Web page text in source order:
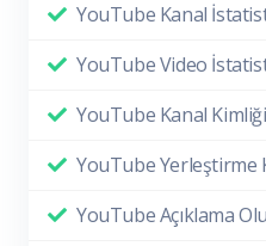
YouTube Kanal
YouTube Video
YouTube Kanal Kimliği
YouTube Yerleştirme
YouTube Açıklama